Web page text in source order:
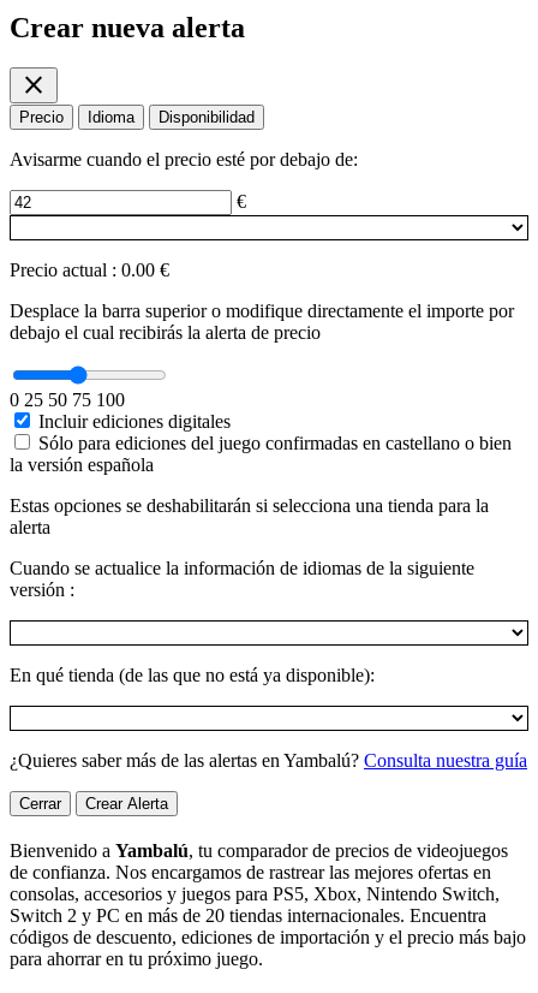
Crear nueva alerta
close
Precio Idioma Disponibilidad
Avisarme cuando el precio esté por debajo de:
€
Precio actual : 0.00 €
Desplace la barra superior o modifique directamente el importe por
debajo el cual recibirás la alerta de precio
0 25 50 75 100
Incluir ediciones digitales
Sólo para ediciones del juego confirmadas en castellano o bien
la versión española
Estas opciones se deshabilitarán si selecciona una tienda para la
alerta
Cuando se actualice la información de idiomas de la siguiente
versión :
En qué tienda (de las que no está ya disponible):
¿Quieres saber más de las alertas en Yambalú? Consulta nuestra guía
Cerrar Crear Alerta
Bienvenido a Yambalú, tu comparador de precios de videojuegos
de confianza. Nos encargamos de rastrear las mejores ofertas en
consolas, accesorios y juegos para PS5, Xbox, Nintendo Switch,
Switch 2 y PC en más de 20 tiendas internacionales. Encuentra
códigos de descuento, ediciones de importación y el precio más bajo
para ahorrar en tu próximo juego.